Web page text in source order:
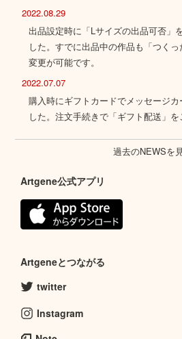
2022.08.29
出品設定時に「Lサイズの出品可否」
した。すでに出品中の作品も「つく
変更が可能です。
2022.07.07
購入時にギフトカードでメッセージ
した。注文手続きで「ギフト配送」を
過去のNEWSを
Artgene公式アプリ
Artgeneとつながる
twitter
Instagram